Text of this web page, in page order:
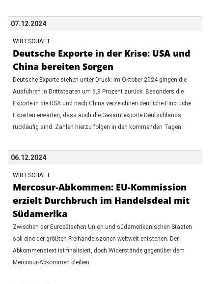
07.12.2024
WIRTSCHAFT
Deutsche Exporte in der Krise: USA und
China bereiten Sorgen
Deutsche Exporte stehen unter Druck: Im Oktober 2024 gingen die
Ausfuhren in Drittstaaten um 6,9 Prozent zurück. Besonders die
Exporte in die USA und nach China verzeichnen deutliche Einbrüche.
Experten erwarten, dass auch die Gesamtexporte Deutschlands
rückläufig sind. Zahlen hierzu folgen in den kommenden Tagen.
06.12.2024
WIRTSCHAFT
Mercosur-Abkommen: EU-Kommission
erzielt Durchbruch im Handelsdeal mit
Südamerika
Zwischen der Europäischen Union und südamerikanischen Staaten
soll eine der größten Freihandelszonen weltweit entstehen. Der
Abkommenstext ist finalisiert, doch Widerstände gegenüber dem
Mercosur-Abkommen bleiben.